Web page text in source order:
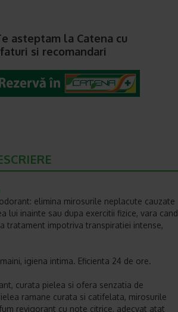
asteptam la Catena cu
si recomandari
elimina mirosurile neplacute cauzate
lui inainte sau dupa exercitii fizice, vara cand
tratament impotriva transpiratiei intense,
igiena intima. Eficienta 24 de ore.
curata pielea si ofera senzatia de
ramane curata si catifelata, mirosurile
revigorant cu note citrice, adecvat atat